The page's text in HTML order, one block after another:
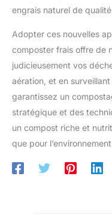
engrais naturel de
Adopter ces nouvelles
composter frais offre de
judicieusement vos
aération, et en
garantissez un
stratégique et des
un compost riche et
que pour